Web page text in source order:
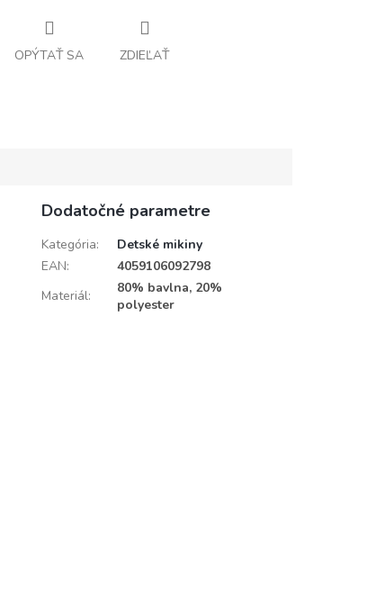
OPÝTAŤ SA ZDIEĽAŤ
Dodatočné parametre
Kategória:
Detské mikiny
EAN:
4059106092798
Materiál:
80% bavlna, 20%
polyester